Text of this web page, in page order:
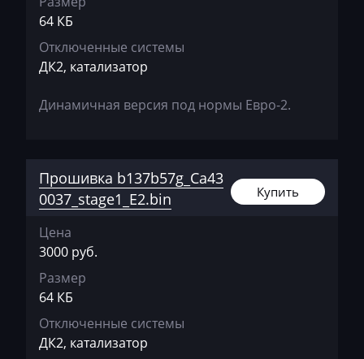
Chevrolet
Chrysler
Comacchio
Cupra
Dacia
Daewoo
DAF
Daihatsu
Siemens MSV90
64 КБ
Отключенные системы
ДК2, катализатор
Динамичная версия под нормы Евро-2.
Прошивка b137b57g_Ca43
0037_stage1_E2.bin
Купить
Цена
3000 руб.
Размер
64 КБ
Отключенные системы
ДК2, катализатор